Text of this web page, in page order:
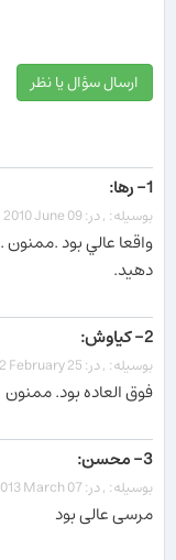
ارسال سؤال یا نظر
1- رها:
بوسیله: , در: Wednesday, 2010 June 09-کد: 1724
واقعا عالي بود
دهيد.
2- کیاوش:
بوسیله: , در: Saturday, 2012 February 25-کد: 4024
فوق العاده بود. ممنون
3- محسن:
بوسیله: , در: Thursday, 2013 March 07-کد: 6366
مرسی عالی بود